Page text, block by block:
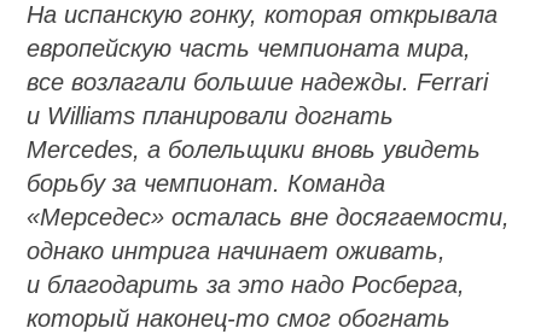
На испанскую гонку, которая открывала
европейскую часть чемпионата мира,
все возлагали большие надежды. Ferrari
и Williams планировали догнать
Mercedes, а болельщики вновь увидеть
борьбу за чемпионат. Команда
«Мерседес» осталась вне досягаемости,
однако интрига начинает оживать,
и благодарить за это надо Росберга,
который наконец-то смог обогнать